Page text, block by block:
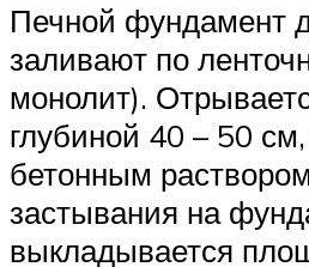
Печной фундамент
заливают по
монолит).
глубиной 40 – 50
бетонным
застывания на
выкладывается